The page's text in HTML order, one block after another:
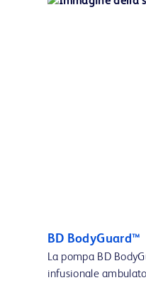
BD BodyGuard™
La pompa BD
infusionale